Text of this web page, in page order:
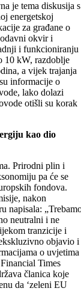
je tema diskusija s
energetskoj
za građane o
okvir i
i funkcioniranju
10 kW, razdoblje
a vijek trajanja
informacije o
lako dolazi
otišli su korak
kao dio
Prirodni plin i
pa će se
fondova.
nakon
napisala:
neutralni i ne
tranzicije i
objavio i
o uvjetima
Times
članica koje
da ‘zeleni EU